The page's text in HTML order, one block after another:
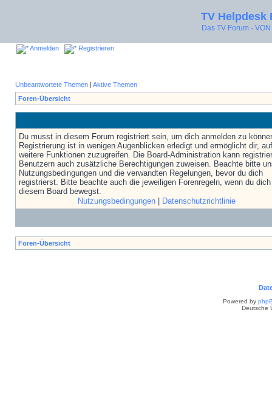
TV Helpdesk
Das TV Forum -
Anmelden Registrieren
Unbeantwortete Themen | Aktive Themen
Foren-Übersicht
Du musst in diesem Forum registriert sein, um dich anmelden zu
Registrierung ist in wenigen Augenblicken erledigt und ermöglicht dir, auf
weitere Funktionen zuzugreifen. Die Board-Administration kann
Benutzern auch zusätzliche Berechtigungen zuweisen. Beachte bitte
Nutzungsbedingungen und die verwandten Regelungen, bevor du dich
registrierst. Bitte beachte auch die jeweiligen Forenregeln, wenn du
diesem Board bewegst.
Nutzungsbedingungen| Datenschutzrichtlinie
Foren-Übersicht
Powered by
Deutsche